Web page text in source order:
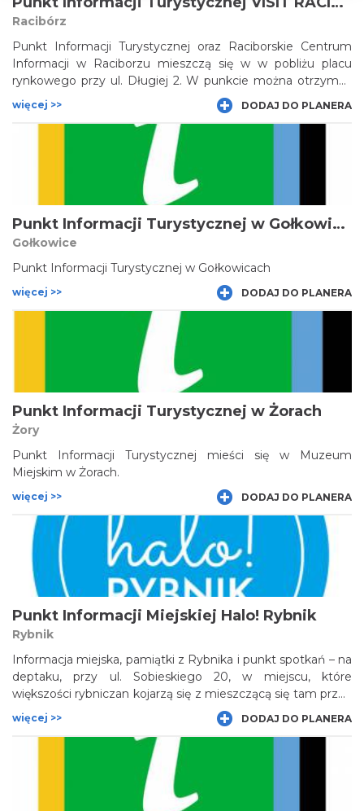
Racibórz
Punkt Informacji Turystycznej oraz Raciborskie Centrum
Informacji w Raciborzu mieszczą się w w pobliżu placu
rynkowego przy ul. Długiej 2. W punkcie można otrzymać
materiały informacyjne na temat atrakcji turystycznych
Raciborza oraz powiatu raciborskiego oraz okolic, a także
bazy noclegowej i gastronomicznej.
więcej >> DODAJ DO PLANERA
Punkt Informacji Turystycznej w Gołkowicach
Gołkowice
Punkt Informacji Turystycznej w Gołkowicach
więcej >> DODAJ DO PLANERA
Punkt Informacji Turystycznej w Żorach
Żory
Punkt Informacji Turystycznej mieści się w Muzeum
Miejskim w Żorach.
więcej >> DODAJ DO PLANERA
Punkt Informacji Miejskiej Halo! Rybnik
Rybnik
Informacja miejska, pamiątki z Rybnika i punkt spotkań – na
deptaku, przy ul. Sobieskiego 20, w miejscu, które
większości rybniczan kojarzą się z mieszczącą się tam przez
lata „Cepelią”, otwarto nową siedzibę punktu informacji
miejskiej czyli „Halo! Rybnik".
więcej >> DODAJ DO PLANERA